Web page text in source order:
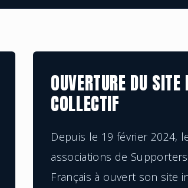
OUVERTURE DU
COLLECTIF
Depuis le 19 février 2024,
associations de
Français à ouvert son site